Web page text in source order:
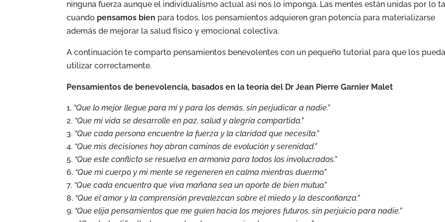
ninguna fuerza aunque el individualismo actual así nos lo imponga. Las mentes están unidas por lo
cuando pensamos bien para todos, los pensamientos adquieren gran potencia para materializarse
además de mejorar la salud físico y emocional colectiva.
A continuación te comparto pensamientos benevolentes con un pequeño tutorial para que los
utilizar correctamente.
Pensamientos de benevolencia, basados en la teoría del Dr Jean Pierre Garnier Malet
“Que lo mejor llegue para mí y para los demás, sin perjudicar a nadie.”
“Que mi vida se desarrolle en paz, salud y alegría compartida.”
“Que cada persona encuentre la fuerza y la claridad que necesita.”
“Que mis decisiones hoy abran caminos de evolución y serenidad.”
“Que este conflicto se resuelva en armonía para todos los involucrados.”
“Que mi cuerpo y mi mente se regeneren en calma mientras duermo.”
“Que cada encuentro que viva mañana sea un aporte de bien mutuo.”
“Que el amor y la comprensión prevalezcan sobre el miedo y la desconfianza.”
“Que elija pensamientos que me guíen hacia los mejores futuros, sin perjuicio para nadie.”